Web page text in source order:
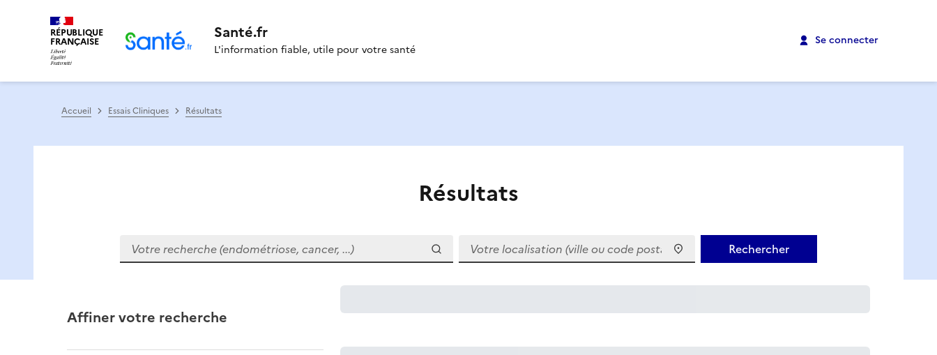
RÉPUBLIQUE
FRANÇAISE Santé.fr
L'information fiable, utile pour votre santé
Se connecter
Accueil Essais Cliniques Résultats
Résultats
Votre recherche (endométriose, cancer, ...) Votre localisation (ville ou code postal)
Affiner votre recherche